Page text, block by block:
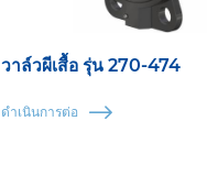
วาล์วผีเสื้อ รุ่น 270-474
ดำเนินการต่อ